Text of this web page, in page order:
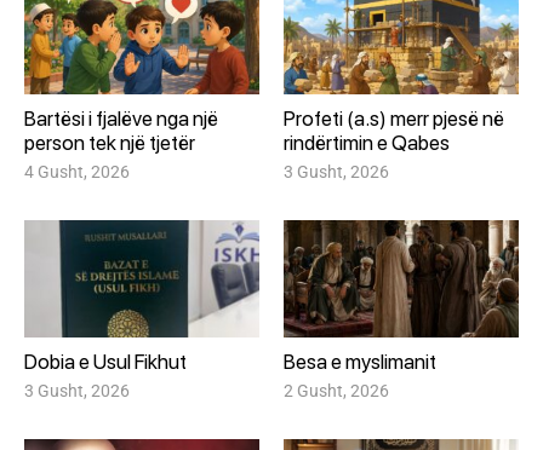
Bartësi i fjalëve nga një
person tek një tjetër
4 Gusht, 2026
Profeti (a.s) merr pjesë në
rindërtimin e Qabes
3 Gusht, 2026
Dobia e Usul Fikhut
3 Gusht, 2026
Besa e myslimanit
2 Gusht, 2026